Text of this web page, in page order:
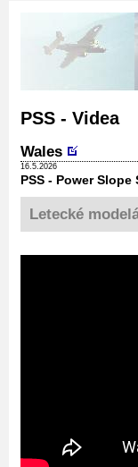
PSS - Videa
Wales
16.5.2026
PSS - Power Slope
Letecké